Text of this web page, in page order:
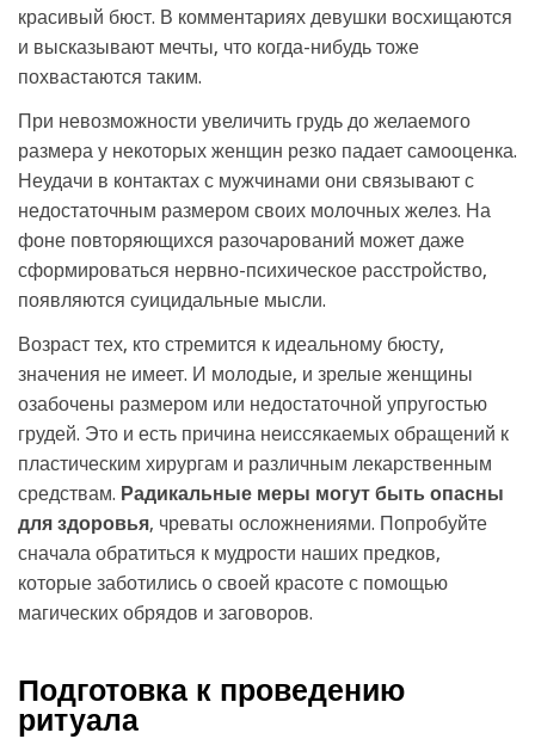
красивый бюст. В комментариях девушки восхищаются
и высказывают мечты, что когда-нибудь тоже
похвастаются таким.
При невозможности увеличить грудь до желаемого
размера у некоторых женщин резко падает самооценка.
Неудачи в контактах с мужчинами они связывают с
недостаточным размером своих молочных желез. На
фоне повторяющихся разочарований может даже
сформироваться нервно-психическое расстройство,
появляются суицидальные мысли.
Возраст тех, кто стремится к идеальному бюсту,
значения не имеет. И молодые, и зрелые женщины
озабочены размером или недостаточной упругостью
грудей. Это и есть причина неиссякаемых обращений к
пластическим хирургам и различным лекарственным
средствам. Радикальные меры могут быть опасны
для здоровья, чреваты осложнениями. Попробуйте
сначала обратиться к мудрости наших предков,
которые заботились о своей красоте с помощью
магических обрядов и заговоров.
Подготовка к проведению
ритуала